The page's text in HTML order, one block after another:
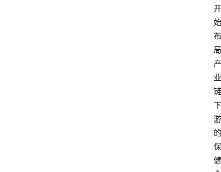
开
始
布
局
产
业
链
下
游
的
保
健